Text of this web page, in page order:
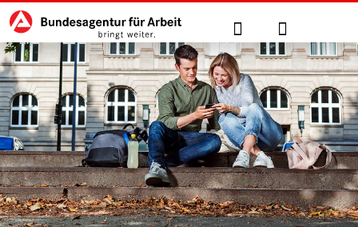
zu den Hauptinhalten springen
Hauptnavigation Suche Anmelden